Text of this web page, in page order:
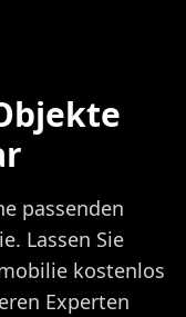
passenden
Lassen Sie
kostenlos
Experten